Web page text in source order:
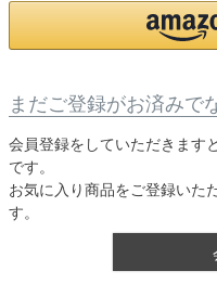
まだご登録がお済みで
会員登録をしていただきます
です。
お気に入り商品をご登録いた
す。